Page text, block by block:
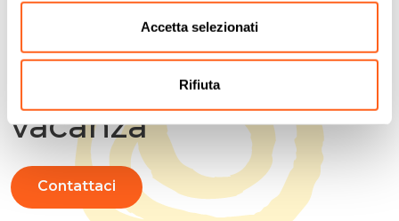
Accetta selezionati
Rifiuta
Cerchiamo di anticipare le tue domande
Pianifica la tua
vacanza
Contattaci